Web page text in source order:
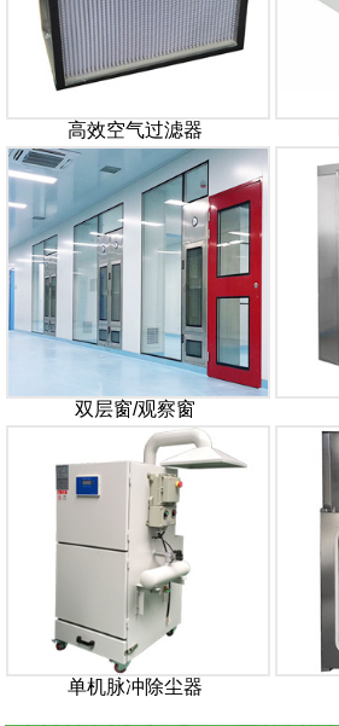
高效空气过滤器
双层窗/观察窗
单机脉冲除尘器